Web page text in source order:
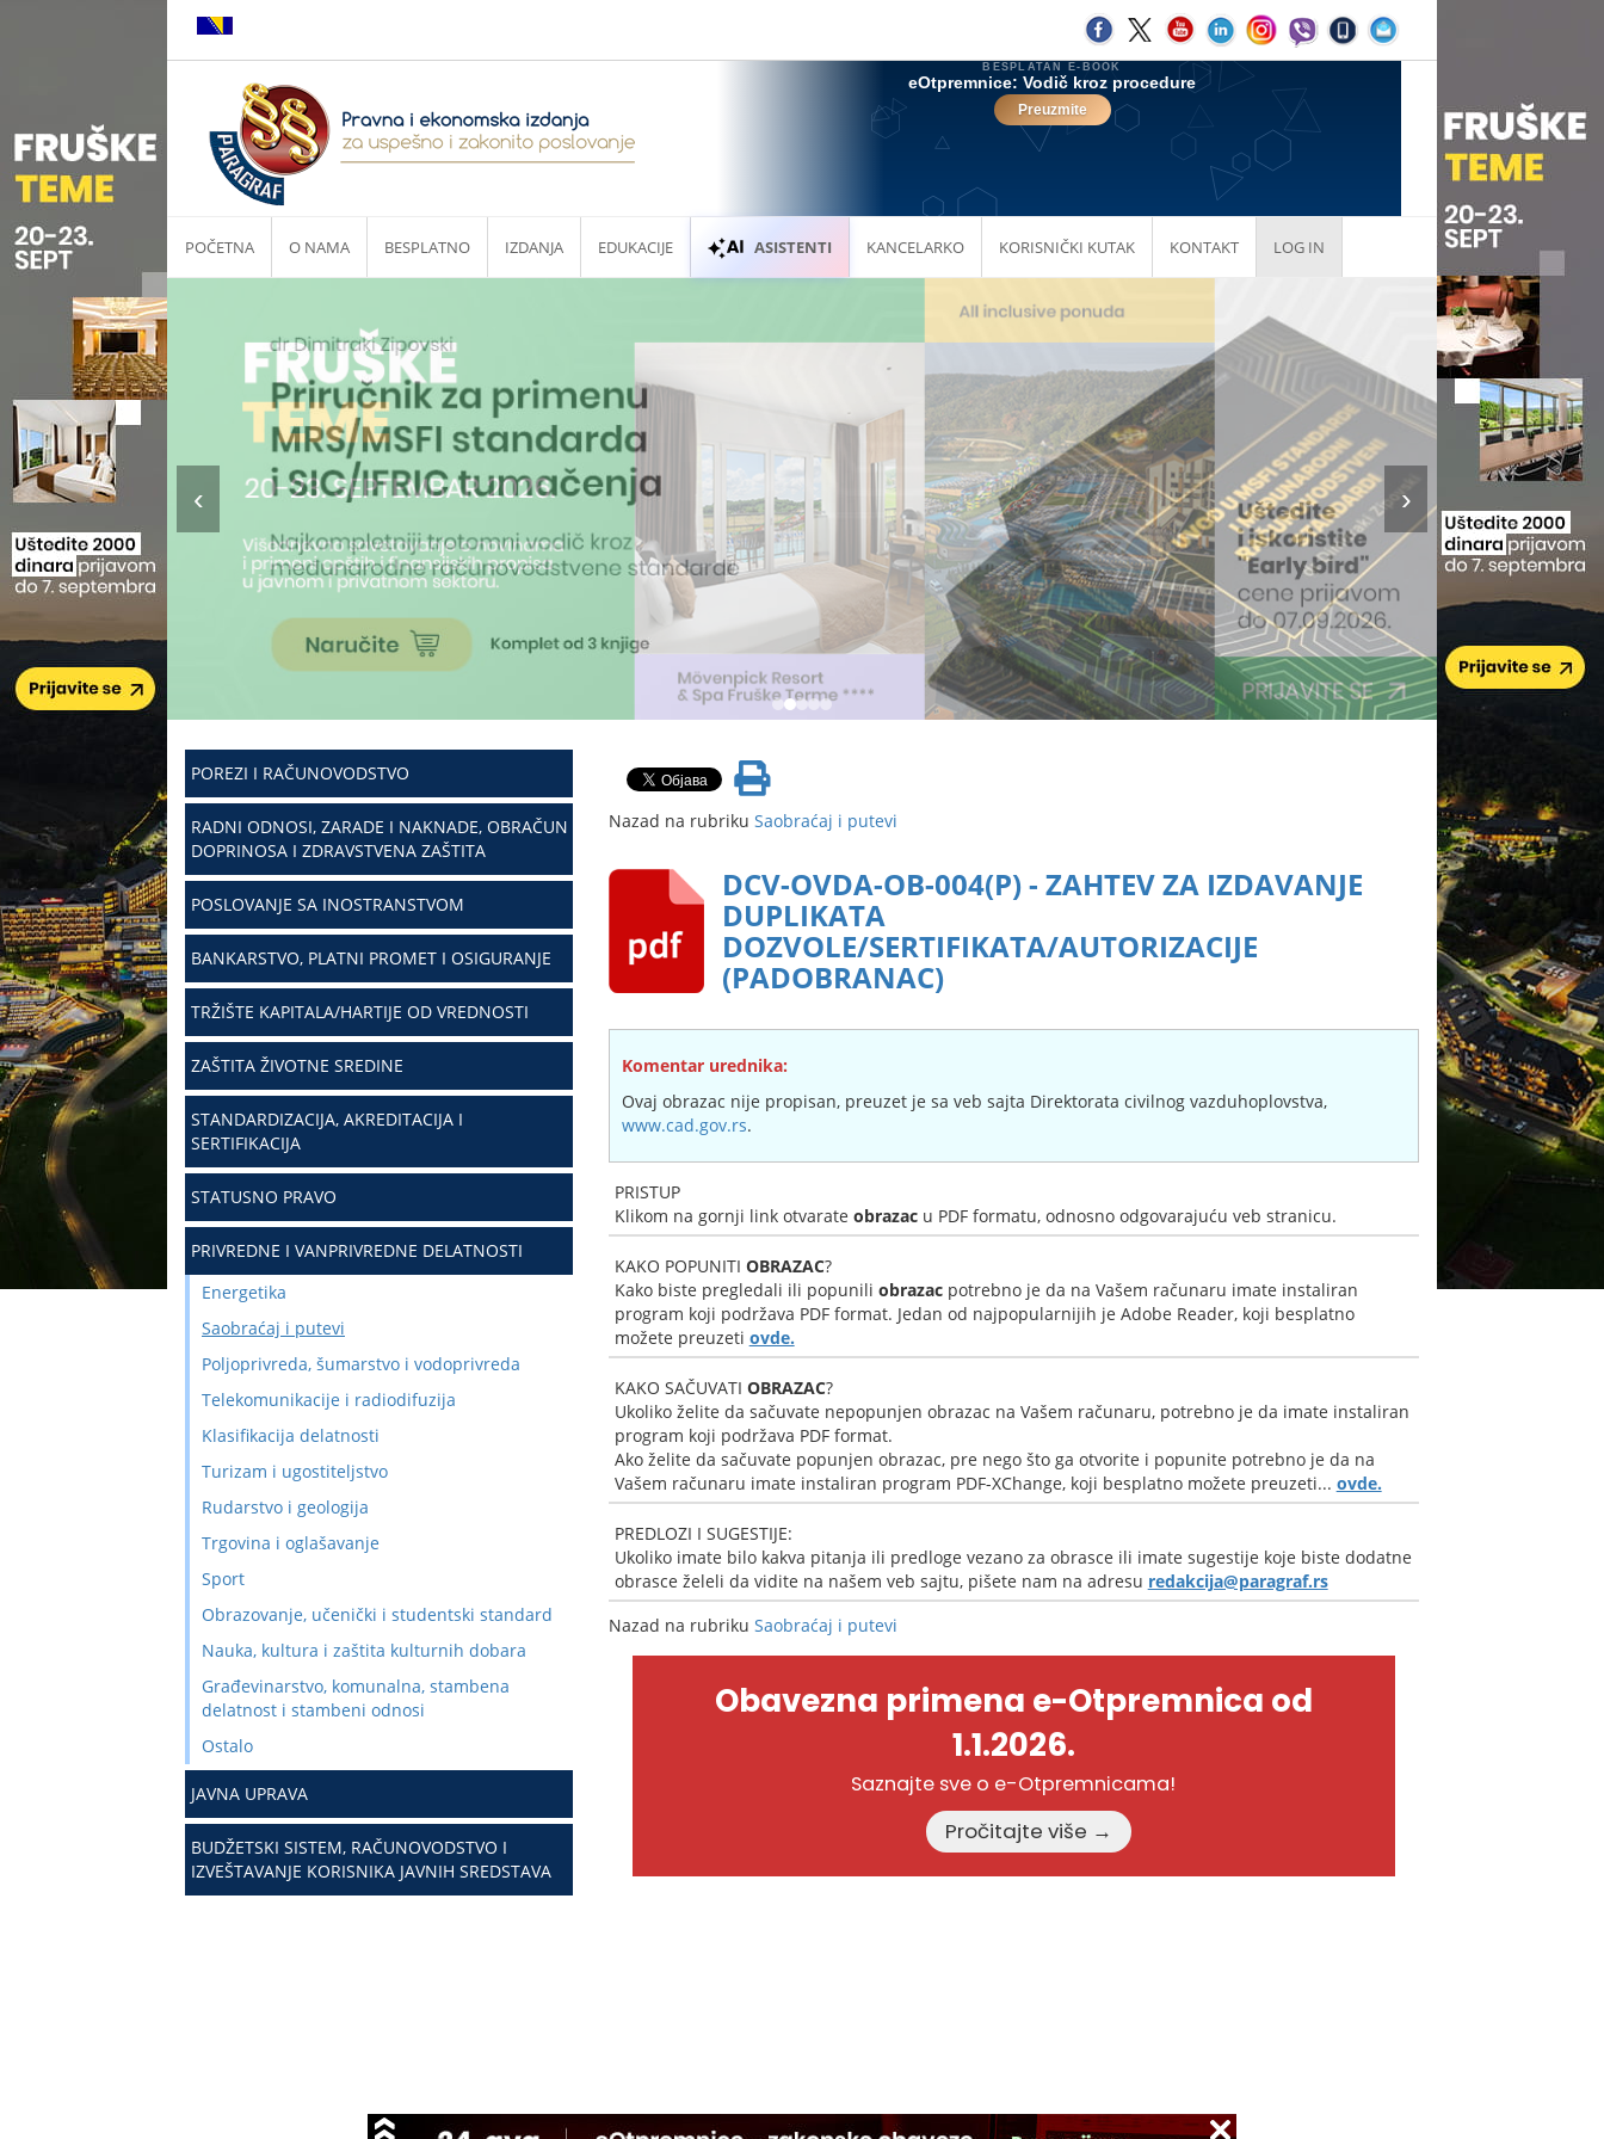
POČETNA O NAMA BESPLATNO IZDANJA EDUKACIJE ASISTENTI KANCELARKO KORISNIČKI KUTAK KONTAKT LOG IN
POREZI I RAČUNOVODSTVO
RADNI ODNOSI, ZARADE I NAKNADE, OBRAČUN
DOPRINOSA I ZDRAVSTVENA ZAŠTITA
POSLOVANJE SA INOSTRANSTVOM
BANKARSTVO, PLATNI PROMET I OSIGURANJE
TRŽIŠTE KAPITALA/HARTIJE OD VREDNOSTI
ZAŠTITA ŽIVOTNE SREDINE
STANDARDIZACIJA, AKREDITACIJA I
SERTIFIKACIJA
STATUSNO PRAVO
PRIVREDNE I VANPRIVREDNE DELATNOSTI
Energetika
Saobraćaj i putevi
Poljoprivreda, šumarstvo i vodoprivreda
Telekomunikacije i radiodifuzija
Klasifikacija delatnosti
Turizam i ugostiteljstvo
Rudarstvo i geologija
Trgovina i oglašavanje
Sport
Obrazovanje, učenički i studentski standard
Nauka, kultura i zaštita kulturnih dobara
Građevinarstvo, komunalna, stambena
delatnost i stambeni odnosi
Ostalo
JAVNA UPRAVA
BUDŽETSKI SISTEM, RAČUNOVODSTVO I
IZVEŠTAVANJE KORISNIKA JAVNIH SREDSTAVA
Nazad na rubriku Saobraćaj i putevi
DCV-OVDA-OB-004(P) - ZAHTEV ZA IZDAVANJE
DUPLIKATA
DOZVOLE/SERTIFIKATA/AUTORIZACIJE
(PADOBRANAC)
Komentar urednika:
Ovaj obrazac nije propisan, preuzet je sa veb sajta Direktorata civilnog vazduhoplovstva,
www.cad.gov.rs.
PRISTUP
Klikom na gornji link otvarate obrazacu PDF formatu, odnosno odgovarajuću veb stranicu.
KAKO POPUNITI OBRAZAC?
Kako biste pregledali ili popunili obrazacpotrebno je da na Vašem računaru imate instaliran
program koji podržava PDF format. Jedan od najpopularnijih je Adobe Reader, koji besplatno
možete preuzeti ovde.
KAKO SAČUVATI OBRAZAC?
Ukoliko želite da sačuvate nepopunjen obrazac na Vašem računaru, potrebno je da imate instaliran
program koji podržava PDF format.
Ako želite da sačuvate popunjen obrazac, pre nego što ga otvorite i popunite potrebno je da na
Vašem računaru imate instaliran program PDF-XChange, koji besplatno možete preuzeti... ovde.
PREDLOZI I SUGESTIJE:
Ukoliko imate bilo kakva pitanja ili predloge vezano za obrasce ili imate sugestije koje biste dodatne
obrasce želeli da vidite na našem veb sajtu, pišete nam na adresu redakcija@paragraf.rs
Nazad na rubriku Saobraćaj i putevi
Obavezna primena e-Otpremnica od
1.1.2026.
Saznajte sve o e-Otpremnicama!
Pročitajte više →